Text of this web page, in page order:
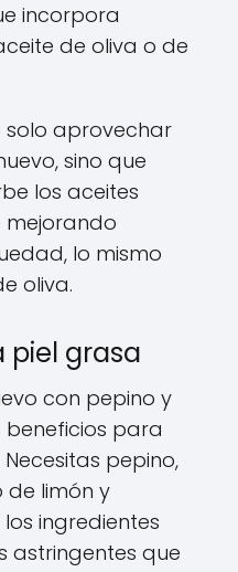
incorpora
de oliva o de
solo aprovechar
sino que
los aceites
lo mismo
oliva.
piel grasa
con pepino y
para
pepino,
de limón y
ingredientes
que